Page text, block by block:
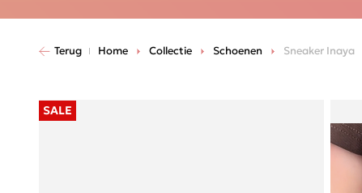
Terug Home Collectie Schoenen Sneaker Inaya
SALE